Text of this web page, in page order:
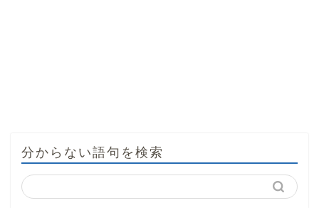
分からない語句を検索